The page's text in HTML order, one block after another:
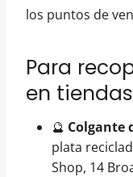
los puntos de
Para
en
🔮 Colgante
plata
Shop, 14